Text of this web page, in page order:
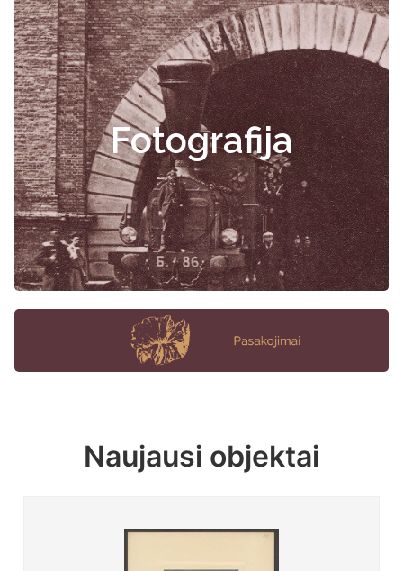
Fotografija
Naujausi objektai